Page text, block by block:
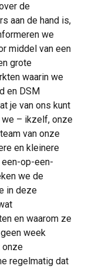
de
aan de hand is,
we
middel van een
grote
waarin we
en DSM
je van ons kunt
we – ikzelf, onze
van onze
en kleinere
een-op-een-
we de
in deze
en waarom ze
week
onze
regelmatig dat